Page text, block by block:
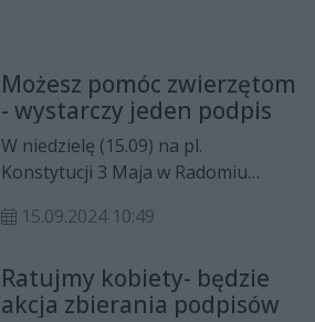
Możesz pomóc zwierzętom
- wystarczy jeden podpis
W niedzielę (15.09) na pl.
Konstytucji 3 Maja w Radomiu
łańcuchom, pseudohodowlom i
przyjść i złożyć podpis.
15.09.2024 10:49
Ratujmy kobiety- będzie
akcja zbierania podpisów